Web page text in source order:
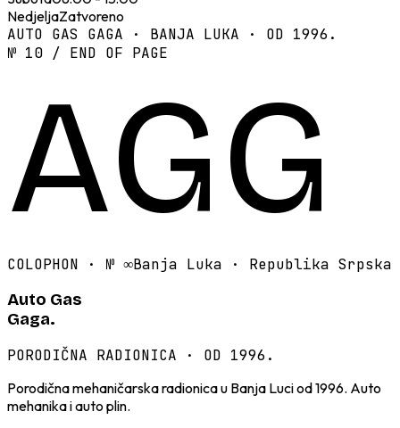
NedjeljaZatvoreno
AUTO GAS GAGA · BANJA LUKA · OD 1996.
№ 10 / END OF PAGE
AGG
COLOPHON · № ∞Banja Luka · Republika Srpska
Auto Gas
Gaga.
PORODIČNA RADIONICA · OD 1996.
Porodična mehaničarska radionica u Banja Luci od 1996. Auto
mehanika i auto plin.